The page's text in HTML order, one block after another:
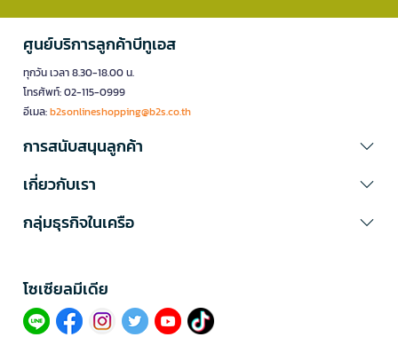
ศูนย์บริการลูกค้าบีทูเอส
ทุกวัน เวลา 8.30-18.00 น.
โทรศัพท์: 02-115-0999
อีเมล:b2sonlineshopping@b2s.co.th
การสนับสนุนลูกค้า
เกี่ยวกับเรา
กลุ่มธุรกิจในเครือ
โซเซียลมีเดีย​